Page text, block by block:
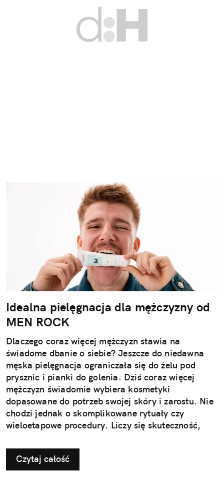
Idealna pielęgnacja dla mężczyzny od
MEN ROCK
Dlaczego coraz więcej mężczyzn stawia na
świadome dbanie o siebie? Jeszcze do niedawna
męska pielęgnacja ograniczała się do żelu pod
prysznic i pianki do golenia. Dziś coraz więcej
mężczyzn świadomie wybiera kosmetyki
dopasowane do potrzeb swojej skóry i zarostu. Nie
chodzi jednak o skomplikowane rytuały czy
wieloetapowe procedury. Liczy się skuteczność,
Nowoczesna pielęgnacja przestała być dodatkiem –
stała się elementem codziennego dbania o siebie,
tak naturalnym jak aktywność fizyczna czy zdrowa
Czytaj całość